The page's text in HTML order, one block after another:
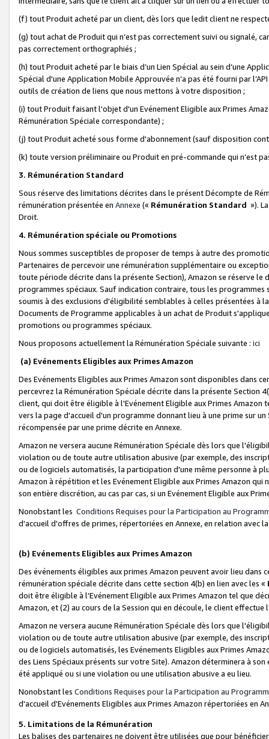
(f) tout Produit acheté par un client, dès lors que ledit client ne
(g) tout achat de Produit qui n’est pas correctement suivi ou signalé,
pas correctement orthographiés ;
(h) tout Produit acheté par le biais d’un Lien Spécial au sein d’une
Spécial d'une Application Mobile Approuvée n’a pas été fourni par
outils de création de liens que nous mettons à votre disposition ;
(i) tout Produit faisant l'objet d'un Evénement Eligible aux Primes
Rémunération Spéciale correspondante) ;
(j) tout Produit acheté sous forme d'abonnement (sauf disposition
(k) toute version préliminaire ou Produit en pré-commande qui n’est
3. Rémunération Standard
Sous réserve des limitations décrites dans le présent Décompte de
rémunération présentée en Annexe (« Rémunération Standard »).
Droit.
4. Rémunération spéciale ou Promotions
Nous sommes susceptibles de proposer de temps à autre des
Partenaires de percevoir une rémunération supplémentaire ou
toute période décrite dans la présente Section), Amazon se réserve
programmes spéciaux. Sauf indication contraire, tous les
soumis à des exclusions d'éligibilité semblables à celles présentées à
Documents de Programme applicables à un achat de Produit
promotions ou programmes spéciaux.
Nous proposons actuellement la Rémunération Spéciale suivante : ici
(a) Evénements Eligibles aux Primes Amazon
Des Evénements Eligibles aux Primes Amazon sont disponibles dans
percevrez la Rémunération Spéciale décrite dans la présente Section
client, qui doit être éligible à l'Evénement Eligible aux Primes Amazon
vers la page d'accueil d'un programme donnant lieu à une prime sur
récompensée par une prime décrite en Annexe.
Amazon ne versera aucune Rémunération Spéciale dès lors que
violation ou de toute autre utilisation abusive (par exemple, des
ou de logiciels automatisés, la participation d'une même personne à
Amazon à répétition et les Evénement Eligible aux Primes Amazon qui
son entière discrétion, au cas par cas, si un Evénement Eligible aux
Nonobstant les Conditions Requises pour la Participation au
d'accueil d'offres de primes, répertoriées en Annexe, en relation avec
(b) Evénements Eligibles aux Primes Amazon
Des événements éligibles aux primes Amazon peuvent avoir lieu dans
rémunération spéciale décrite dans cette section 4(b) en lien avec les «
doit être éligible à l’Evénement Eligible aux Primes Amazon tel que
Amazon, et (2) au cours de la Session qui en découle, le client
Amazon ne versera aucune Rémunération Spéciale dès lors que
violation ou de toute autre utilisation abusive (par exemple, des
ou de logiciels automatisés, les Evénements Eligibles aux Primes
des Liens Spéciaux présents sur votre Site). Amazon déterminera à
été appliqué ou si une violation ou une utilisation abusive a eu lieu.
Nonobstant les Conditions Requises pour la Participation au
d'accueil d'Evénements Eligibles aux Primes Amazon répertoriées en
5. Limitations de la Rémunération
Les balises des partenaires ne doivent être utilisées que pour